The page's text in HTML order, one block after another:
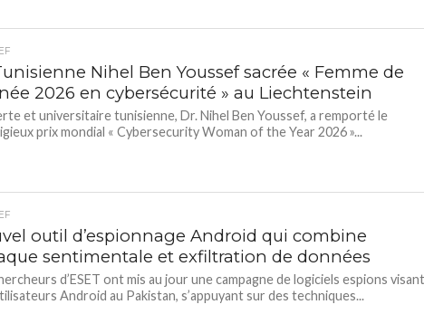
Nihel Ben Youssef sacrée « Femme de
2026 en cybersécurité » au Liechtenstein
et universitaire tunisienne, Dr. Nihel Ben Youssef, a remporté le
prix mondial « Cybersecurity Woman of the Year 2026 »...
outil d’espionnage Android qui combine
sentimentale et exfiltration de données
d’ESET ont mis au jour une campagne de logiciels espions
Android au Pakistan, s’appuyant sur des techniques...